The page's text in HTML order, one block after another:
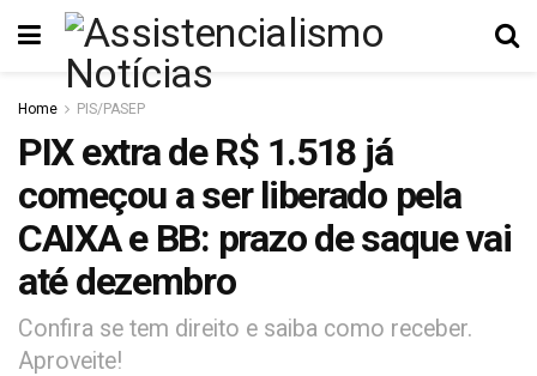
Home PIS/PASEP
PIX extra de R$ 1.518 já
começou a ser liberado pela
CAIXA e BB: prazo de saque vai
até dezembro
Confira se tem direito e saiba como receber.
Aproveite!